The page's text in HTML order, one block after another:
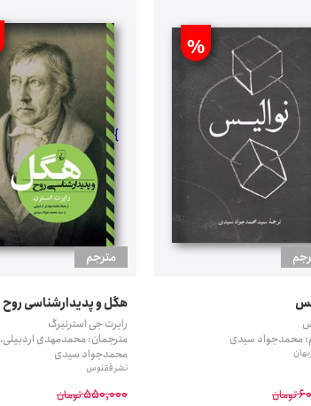
%
محمدجواد سیدی
تومان
مترجم
}
هگل و پدیدارشناسی روح
رابرت جی استرنبرگ
مترجمان: محمدمهدی اردبیلی،
محمدجواد سیدی
نشر ققنوس
550,000تومان